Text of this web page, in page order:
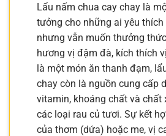
Lẩu nấm chua cay chay là
tưởng cho những ai yêu
nhưng vẫn muốn thưởng
hương vị đậm đà, kích thích
là một món ăn thanh đạm,
chay còn là nguồn cung cấp
vitamin, khoáng chất và chất
các loại rau củ tươi. Sự kết
của thơm (dứa) hoặc me, vị